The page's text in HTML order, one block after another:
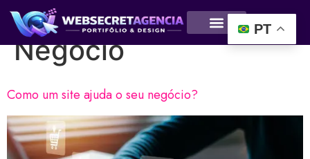
Ajudando seu
Negócio
Como um site ajuda o seu negócio?
PT